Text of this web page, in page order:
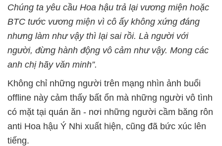
Chúng ta yêu cầu Hoa hậu trả lại vương miện hoặc
BTC tước vương miện vì cô ấy không xứng đáng
nhưng làm như vậy thì lại sai rồi. Là người với
người, đừng hành động vô cảm như vậy. Mong các
anh chị hãy văn minh”.
Không chỉ những người trên mạng nhìn ảnh buổi
offline này cảm thấy bất ổn mà những người vô tình
có mặt tại quán ăn - nơi những người cầm băng rôn
anti Hoa hậu Ý Nhi xuất hiện, cũng đã bức xúc lên
tiếng.